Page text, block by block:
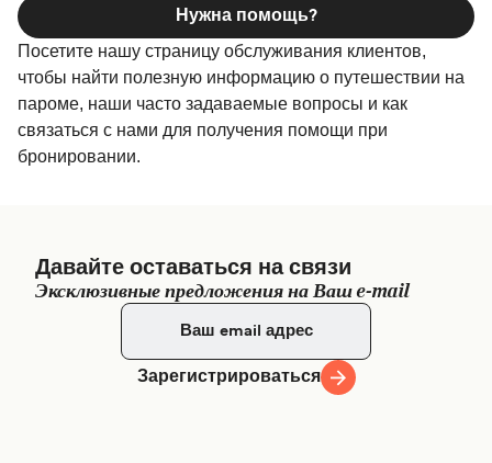
Посетите нашу страницу обслуживания клиентов,
чтобы найти полезную информацию о путешествии на
пароме, наши часто задаваемые вопросы и как
связаться с нами для получения помощи при
бронировании.
Нужна помощь?
Давайте оставаться на связи
Эксклюзивные предложения на Ваш e-mail
Зарегистрироваться